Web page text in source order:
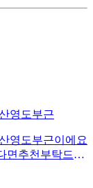
영도부근
영도부근이에요
면추천부탁드리